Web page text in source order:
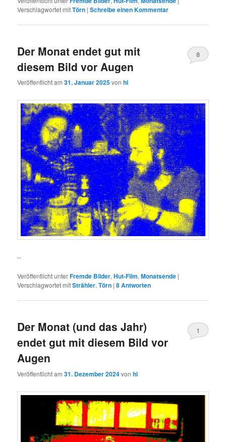
Verschlagwortet mitTörn |Schreibe einen Kommentar
Der Monat endet gut mit
diesem Bild vor Augen
Veröffentlicht am31. Januar 2025vonhl
8
..
Veröffentlicht unterFremde Bilder,Hut-Film,Monatsende |
Verschlagwortet mitSträhler,Törn |8Antworten
Der Monat (und das Jahr)
endet gut mit diesem Bild vor
Augen
Veröffentlicht am31. Dezember 2024vonhl
1